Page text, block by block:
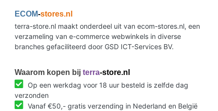
ECOM-stores.nl
terra-store.nl maakt onderdeel uit van ecom-stores.nl, een
verzameling van e-commerce webwinkels in diverse
branches gefaciliteerd door GSD ICT-Services BV.
Waarom kopen bij terra-store.nl
Op een werkdag voor 18 uur besteld is zelfde dag
verzonden
Vanaf €50,- gratis verzending in Nederland en België